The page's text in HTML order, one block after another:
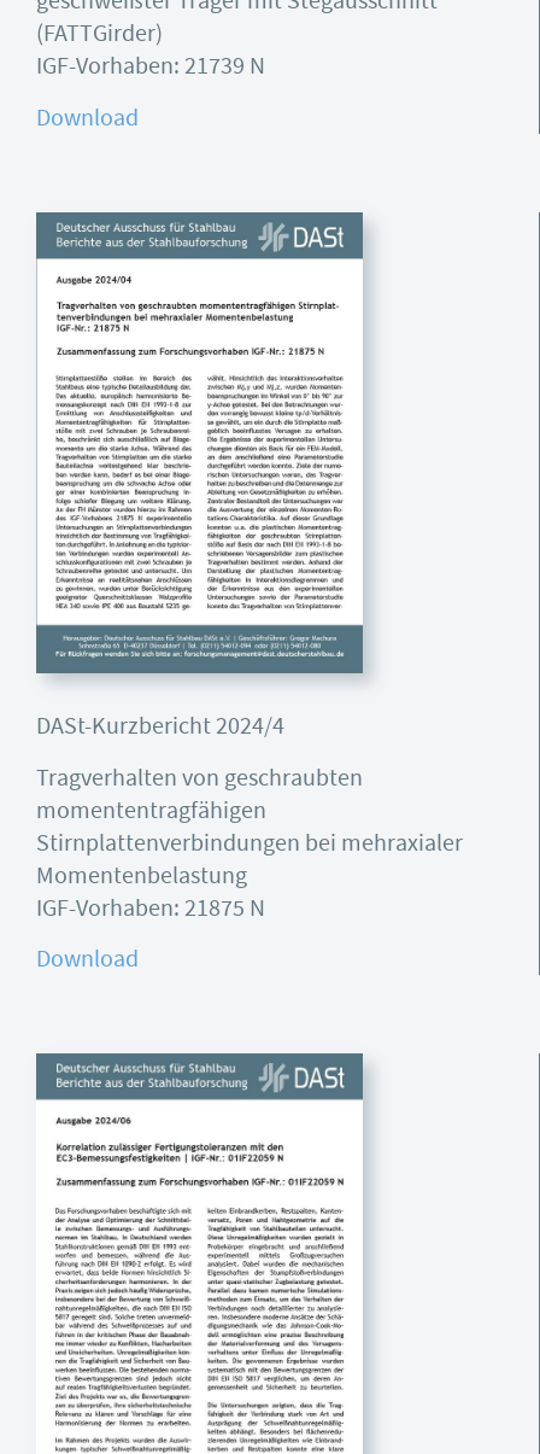
(FATTGirder)
IGF-Vorhaben: 21739 N
Download
DASt-Kurzbericht 2024/4
Tragverhalten von geschraubten
momententragfähigen
Stirnplattenverbindungen bei mehraxialer
Momentenbelastung
IGF-Vorhaben: 21875 N
Download